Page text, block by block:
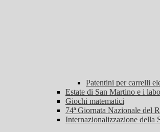
Patentini per carrelli
Estate di San Martino e i
Giochi matematici
74ª Giornata Nazionale del
Internazionalizzazione della